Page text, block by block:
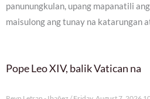
panunungkulan, upang mapanatili
maisulong ang tunay na katarungan
Pope Leo XIV, balik Vatican na